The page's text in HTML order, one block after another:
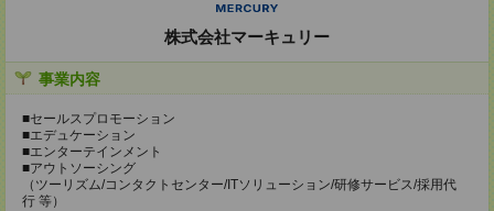
株式会社マーキュリー
事業内容
■セールスプロモーション
■エデュケーション
■エンターテインメント
■アウトソーシング
（ツーリズム/コンタクトセンター/ITソリューション/研修サービス/採用代
行 等）